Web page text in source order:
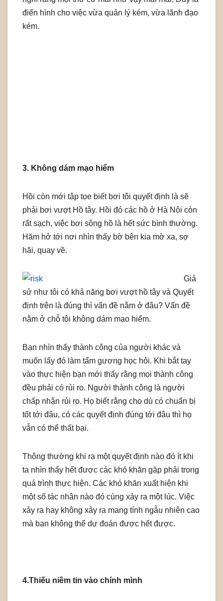
điển hình cho việc vừa quản lý kém, vừa lãnh đạo
kém.
3. Không dám mạo hiểm
Hồi còn mới tập tọe biết bơi tôi quyết định là sẽ
phải bơi vượt Hồ tây. Hồi đó các hồ ở Hà Nội còn
rất sạch, việc bơi sông hồ là hết sức bình thường.
Hăm hở tới nơi nhìn thấy bờ bên kia mờ xa, sợ
hãi, quay về.
Giả
sử như tôi có khả năng bơi vượt hồ tây và Quyết
định trên là đúng thì vấn đề nằm ở đâu? Vấn đề
nằm ở chỗ tôi không dám mạo hiểm.
Bạn nhìn thấy thành công của người khác và
muốn lấy đó làm tấm gương học hỏi. Khi bắt tay
vào thực hiện bạn mới thấy rằng mọi thành công
đều phải có rủi ro. Người thành công là người
chấp nhận rủi ro. Họ biết rằng cho dù có chuẩn bị
tốt tới đâu, có các quyết định đúng tới đâu thì họ
vẫn có thể thất bại.
Thông thường khi ra một quyết định nào đó ít khi
ta nhìn thấy hết được các khó khăn gặp phải trong
quá trình thực hiện. Các khó khăn xuất hiện khi
một số tác nhân nào đó cùng xảy ra một lúc. Việc
xảy ra hay không xảy ra mang tính ngẫu nhiên cao
mà bạn không thể dự đoán được hết được.
4.Thiếu niềm tin vào chính mình